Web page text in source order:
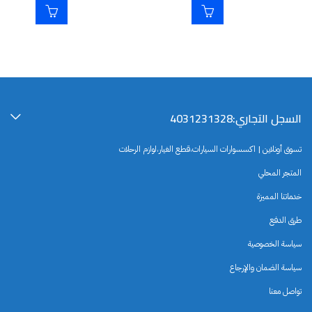
السجل التجاري:4031231328
تسوق أونلاين | اكسسوارات السيارات،قطع الغيار،لوازم الرحلات
المتجر المحلي
خدماتنا المميزة
طرق الدفع
سياسة الخصوصية
سياسة الضمان والإرجاع
تواصل معنا